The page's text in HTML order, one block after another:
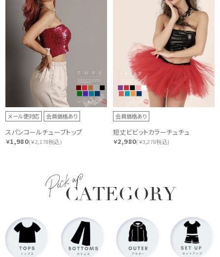
メール便対応 会員価格あり
スパンコールチューブトップ
￥1,980(￥2,178税込)
会員価格あり
短丈ビビットカラーチュチュ
￥2,980(￥3,278税込)
Pick upCATEGORY